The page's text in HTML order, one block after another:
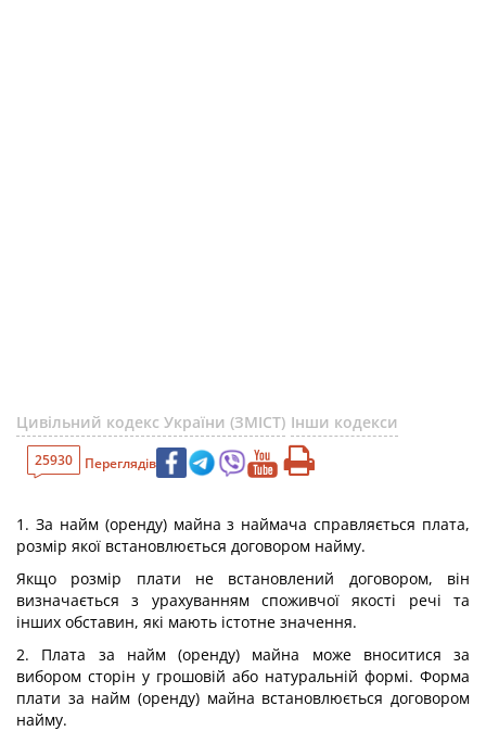
Цивільний кодекс України (ЗМІСТ) Інши кодекси
25930 Переглядів
1. За найм (оренду) майна з наймача справляється плата,
розмір якої встановлюється договором найму.
Якщо розмір плати не встановлений договором, він
визначається з урахуванням споживчої якості речі та
інших обставин, які мають істотне значення.
2. Плата за найм (оренду) майна може вноситися за
вибором сторін у грошовій або натуральній формі. Форма
плати за найм (оренду) майна встановлюється договором
найму.